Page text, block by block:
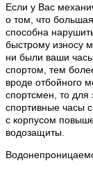
Если у Вас
о том, что
способна
быстрому износу
ни были ваши
спортом, тем
вроде отбойного
спортсмен, то для
спортивные часы
с корпусом
водозащиты.